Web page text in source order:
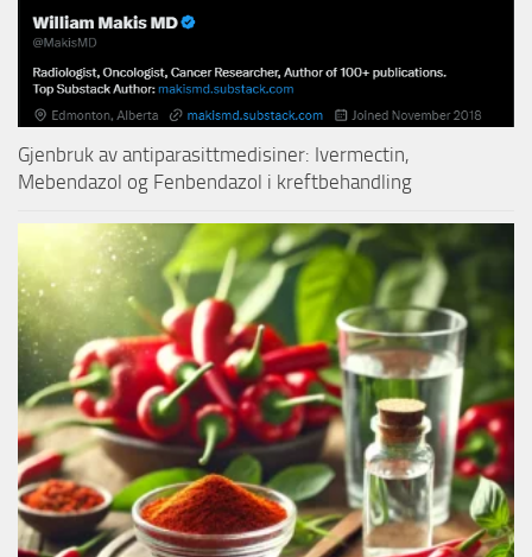
Gjenbruk av antiparasittmedisiner: Ivermectin,
Mebendazol og Fenbendazol i kreftbehandling